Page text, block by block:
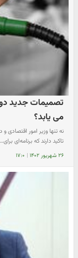
تصمیمات جدید
می یابد؟
نه تنها وزیر امور اقتصادی
تاکید دارند که برنامه‌ای برای…
۲۶ شهریور ۱۴۰۲ | ۱۷:۰